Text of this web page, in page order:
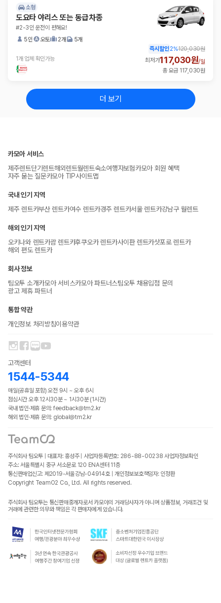
소형
도요타 야리스 또는 동급차종
#2-3인 운전이 편해요!
5인
오토 2개 5개
1개 업체 확인가능
즉시할인2%120,030원
최저가117,030원/일
총 요금 117,030원
더 보기
카모아 서비스
제주렌트단기렌트해외렌트월렌트숙소여행자보험카모아 회원 혜택
자주 묻는 질문카모아 TIP사이트맵
국내 인기 지역
제주 렌트카부산 렌트카여수 렌트카경주 렌트카서울 렌트카강남구 월렌트
해외 인기 지역
오키나와 렌트카괌 렌트카후쿠오카 렌트카사이판 렌트카삿포로 렌트카
해외 편도 렌트카
회사 정보
팀오투 소개카모아 서비스카모아 파트너스팀오투 채용입점 문의
광고 제휴 파트너
통합 약관
개인정보 처리방침이용약관
고객센터
1544-5344
매일(공휴일 포함) 오전 9시 ~ 오후 6시
점심시간 오후 12시30분 ~ 1시30분 (1시간)
국내 법인·제휴 문의: feedback@tm2.kr
해외 법인·제휴 문의: global@tm2.kr
주식회사 팀오투 | 대표자: 홍성주 | 사업자등록번호: 286-88-00238 사업자정보확인
주소: 서울특별시 중구 서소문로 120 ENA센터 11층
통신판매업신고: 제2019-서울강남-04914호 | 개인정보보호책임자: 인정환
Copyright TeamO2 Co., Ltd. All rights reserved.
주식회사 팀오투는 통신판매중개자로서 카모아의 거래당사자가 아니며 상품정보, 거래조건 및
거래에 관련한 의무와 책임은 각 판매자에게 있습니다.